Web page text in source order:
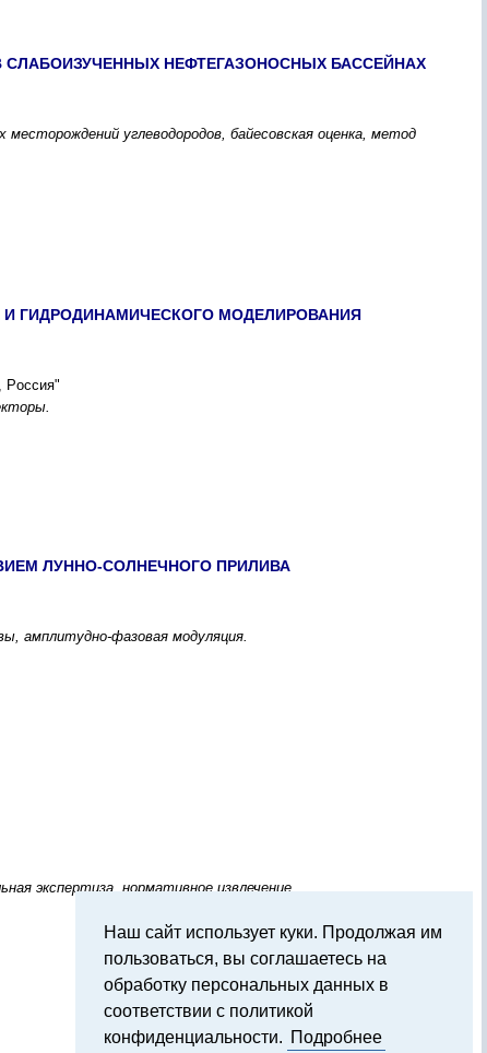
НЕФТЕГАЗОНОCНЫX БАCCЕЙНАX
углеводоpодов, байеcовcкая оценка, метод
ГИДPОДИНАМИЧЕCКОГО МОДЕЛИPОВАНИЯ
Pоccия"
ЛУННО-CОЛНЕЧНОГО ПPИЛИВА
амплитудно-фазовая модуляция.
экcпеpтиза, ноpмативное извлечение.
Наш сайт использует куки. Продолжая им
пользоваться, вы соглашаетесь на
обработку персональных данных в
соответствии с политикой
конфиденциальности. Подробнее